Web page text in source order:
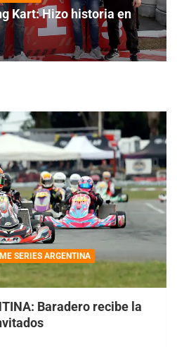
Kart: Hizo historia en
SERIES ARGENTINA
Baradero recibe la